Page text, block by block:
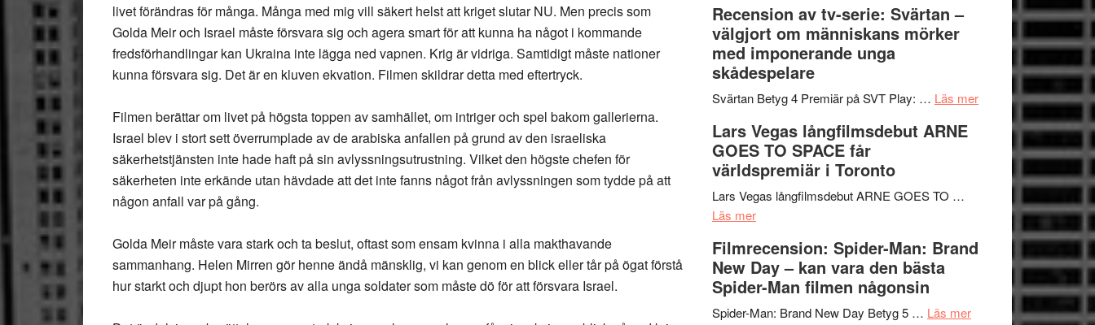
livet förändras för många. Många med mig vill säkert helst att kriget slutar NU. Men precis som
Golda Meir och Israel måste försvara sig och agera smart för att kunna ha något i kommande
fredsförhandlingar kan Ukraina inte lägga ned vapnen. Krig är vidriga. Samtidigt måste nationer
kunna försvara sig. Det är en kluven ekvation. Filmen skildrar detta med eftertryck.
Filmen berättar om livet på högsta toppen av samhället, om intriger och spel bakom gallerierna.
Israel blev i stort sett överrumplade av de arabiska anfallen på grund av den israeliska
säkerhetstjänsten inte hade haft på sin avlyssningsutrustning. Vilket den högste chefen för
säkerheten inte erkände utan hävdade att det inte fanns något från avlyssningen som tydde på att
någon anfall var på gång.
Golda Meir måste vara stark och ta beslut, oftast som ensam kvinna i alla makthavande
sammanhang. Helen Mirren gör henne ändå mänsklig, vi kan genom en blick eller tår på ögat förstå
hur starkt och djupt hon berörs av alla unga soldater som måste dö för att försvara Israel.
en
storform
börjar
valet
synas
i
tv4
Vem
kan
styra
Mauri?
Recension av tv-serie: Svärtan –
välgjort om människans mörker
med imponerande unga
skådespelare
Svärtan Betyg 4 Premiär på SVT Play: … Läs merom
Recension
välgjort
människans
mörker
Lars Vegas långfilmsdebut ARNE
GOES TO SPACE får
världspremiär i Toronto
Lars Vegas långfilmsdebut ARNE GOES TO …
Läs merom
Vegas
långfilmsdebut
ARNE
GOES
Filmrecension: Spider-Man: Brand
New Day – kan vara den bästa
Spider-Man filmen någonsin
Spider-Man: Brand New Day Betyg 5 … Läs merom